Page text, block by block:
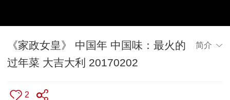
《家政女皇》 中国年 中国味：最火的
过年菜 大吉大利 20170202
简介
2